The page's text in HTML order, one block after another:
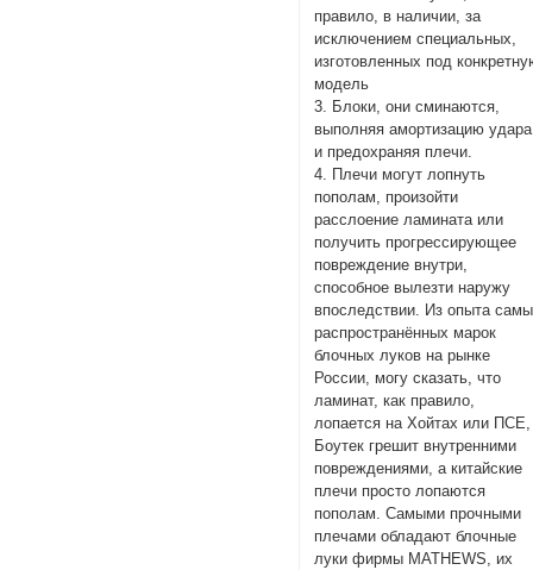
правило, в наличии, за
исключением специальных,
изготовленных под
модель
3. Блоки, они сминаются,
выполняя амортизацию удара
и предохраняя плечи.
4. Плечи могут лопнуть
пополам, произойти
расслоение ламината или
получить прогрессирующее
повреждение внутри,
способное вылезти наружу
впоследствии. Из опыта
распространённых марок
блочных луков на рынке
России, могу сказать, что
ламинат, как правило,
лопается на Хойтах или ПСЕ,
Боутек грешит внутренними
повреждениями, а китайские
плечи просто лопаются
пополам. Самыми прочными
плечами обладают блочные
луки фирмы MATHEWS, их